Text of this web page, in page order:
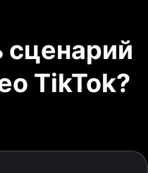
сценарий
TikTok?